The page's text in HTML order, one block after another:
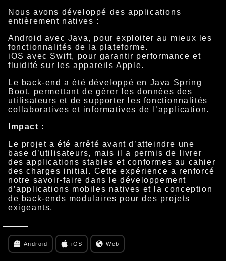
Nous avons développé des applications
entièrement natives :
Android avec Java, pour exploiter au mieux les
fonctionnalités de la plateforme.
iOS avec Swift, pour garantir performance et
fluidité sur les appareils Apple.
Le back-end a été développé en Java Spring
Boot, permettant de gérer les données des
utilisateurs et de supporter les fonctionnalités
collaboratives et informatives de l’application.
Impact :
Le projet a été arrêté avant d’atteindre une
base d’utilisateurs, mais il a permis de livrer
des applications stables et conformes au cahier
des charges initial. Cette expérience a renforcé
notre savoir-faire dans le développement
d’applications mobiles natives et la conception
de back-ends modulaires pour des projets
exigeants.
Android iOS Web